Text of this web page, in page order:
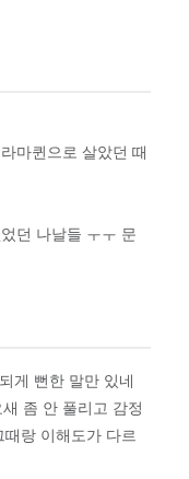
마퀸으로 살았던 때
던 나날들 ㅜㅜ 문
게 뻔한 말만 있네
좀 안 풀리고 감정
랑 이해도가 다르